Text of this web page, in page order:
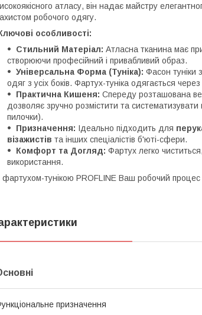
атласу, він надає майстру
робочого одягу.
особливості:
Стильний Матеріал: Атласна тканина має
створюючи професійний і привабливий образ.
Універсальна Форма (Туніка): Фасон туніки
одяг з усіх боків. Фартух-туніка одягається через
Практична Кишеня: Спереду розташована
дозволяє зручно розмістити та систематизувати
пилочки).
Призначення: Ідеально підходить для
візажистів та інших спеціалістів б'юті-сфери.
Комфорт та Догляд: Фартух легко
використання.
фартухом-тунікою PROFLINE Ваш робочий
призначення